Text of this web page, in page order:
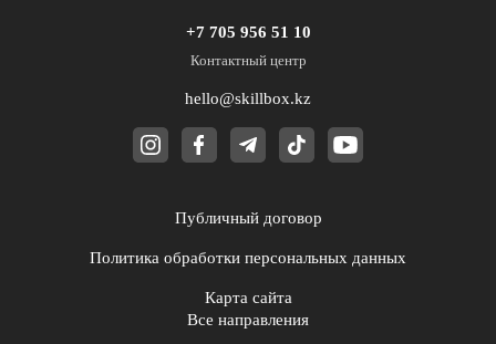
+7 705 956 51 10
Контактный центр
hello@skillbox.kz
Публичный договор
Политика обработки персональных данных
Карта сайта
Все направления